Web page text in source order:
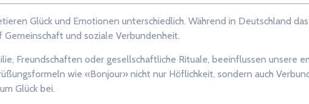
Glück und Emotionen unterschiedlich. Während in Deutschland
und soziale Verbundenheit.
Freundschaften oder gesellschaftliche Rituale, beeinflussen unsere
wie «Bonjour» nicht nur Höflichkeit, sondern auch
Glück bei.